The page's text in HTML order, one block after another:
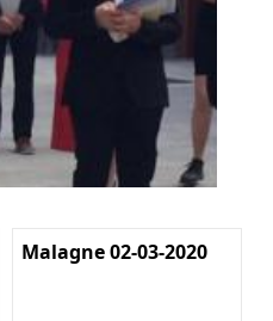
Malagne 02-03-2020